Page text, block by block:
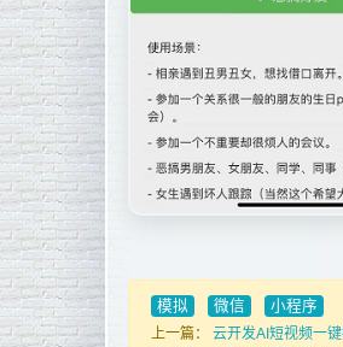
模拟 微信
小程序
上一篇： 云开发AI短视频一